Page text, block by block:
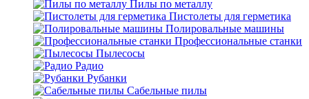
Пилы по металлу
Пистолеты для герметика
Полировальные машины
Профессиональные станки
Пылесосы
Радио
Рубанки
Сабельные пилы